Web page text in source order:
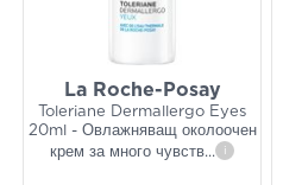
La Roche-Posay
Toleriane Dermallergo Eyes
20ml - Овлажняващ околоочен
крем за много чувств... i